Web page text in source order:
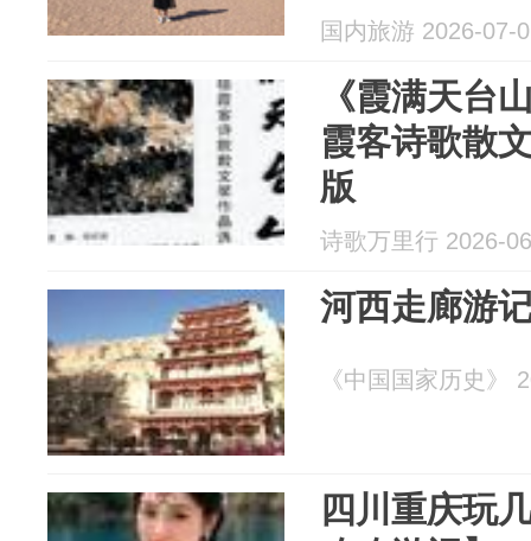
国内旅游 2026-07-
《霞满天
霞客诗歌散
版
诗歌万里行 2026-
河西走廊游
《中国国家历史》
四川重庆玩